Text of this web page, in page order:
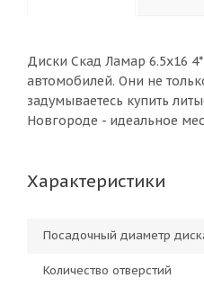
Диски Скад Ламар 6.5x16
автомобилей. Они не
задумываетесь купить
Новгороде - идеальное
Характеристики
Посадочный диаметр
Количество отверстий